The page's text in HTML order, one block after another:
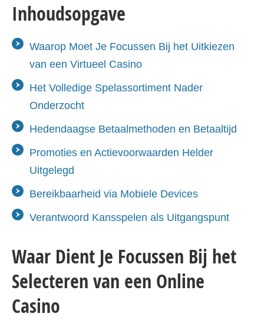
Inhoudsopgave
Waarop Moet Je Focussen Bij het Uitkiezen
van een Virtueel Casino
Het Volledige Spelassortiment Nader
Onderzocht
Hedendaagse Betaalmethoden en Betaaltijd
Promoties en Actievoorwaarden Helder
Uitgelegd
Bereikbaarheid via Mobiele Devices
Verantwoord Kansspelen als Uitgangspunt
Waar Dient Je Focussen Bij het
Selecteren van een Online
Casino